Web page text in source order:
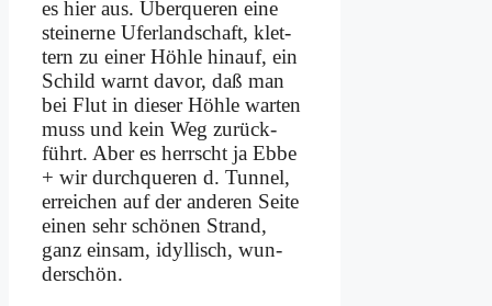
es hier aus. Über­que­ren ei­ne
stei­ner­ne Ufer­land­schaft, klet­
tern zu ei­ner Höh­le hin­auf, ein
Schild warnt da­vor, daß man
bei Flut in die­ser Höh­le war­ten
muss und kein Weg zu­rück­
führt. Aber es herrscht ja Eb­be
+ wir durch­que­ren d. Tun­nel,
er­rei­chen auf der an­de­ren Sei­te
ei­nen sehr schö­nen Strand,
ganz ein­sam, idyl­lisch, wun­
der­schön.